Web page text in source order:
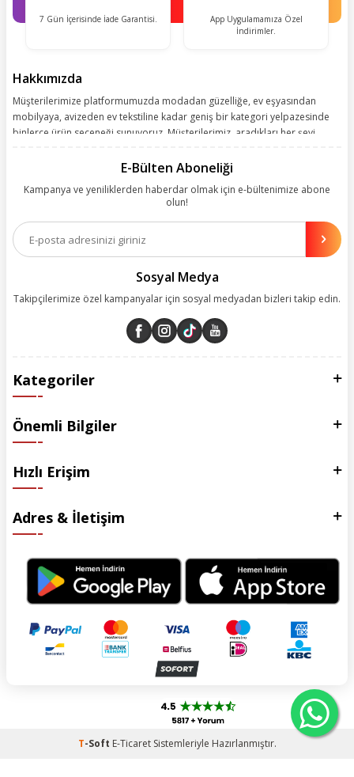
7 Gün İçerisinde İade Garantisi.
App Uygulamamıza Özel
İndirimler.
Hakkımızda
Müşterilerimize platformumuzda modadan güzelliğe, ev eşyasından
mobilyaya, avizeden ev tekstiline kadar geniş bir kategori yelpazesinde
binlerce ürün seçeneği sunuyoruz. Müşterilerimiz, aradıkları her şeyi
kolay, kusursuz ve keyifli bir alışveriş yolculuğu sunarken deneyiminize
olanakları sunuyoruz. Çalışmalarımızı müşterilerimizin memnuniyetini
esas alarak yürütüyoruz.
E-Bülten Aboneliği
Kampanya ve yeniliklerden haberdar olmak için e-bültenimize abone
olun!
Sosyal Medya
Takipçilerimize özel kampanyalar için sosyal medyadan bizleri takip edin.
Kategoriler
Önemli Bilgiler
Hızlı Erişim
Adres & İletişim
T-Soft E-TicaretSistemleriyle Hazırlanmıştır.